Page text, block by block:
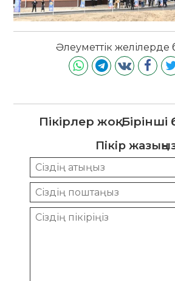
Әлеуметтік желілерде
Пікірлер жоқ.
Пікір